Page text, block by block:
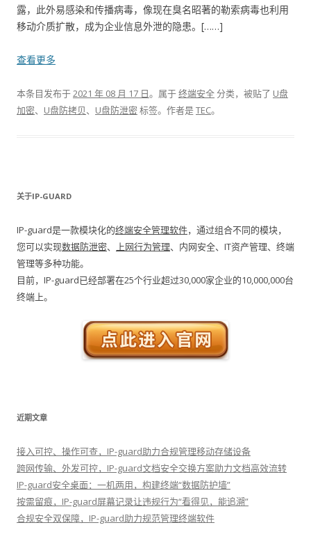
露，此外易感染和传播病毒，像现在臭名昭著的勒索病毒也利用
移动介质扩散，成为企业信息外泄的隐患。[……]
查看更多
本条目发布于2021 年 08 月 17 日。属于终端安全分类，被贴了 U盘
加密、 U盘防拷贝、 U盘防泄密标签。 作者是TEC。
关于IP-GUARD
IP-guard是一款模块化的终端安全管理软件，通过组合不同的模块，
您可以实现数据防泄密、 上网行为管理、内网安全、IT资产管理、终端
管理等多种功能。
目前，IP-guard已经部署在25个行业超过30,000家企业的10,000,000台
终端上。
近期文章
接入可控、操作可查，IP-guard助力合规管理移动存储设备
跨网传输、外发可控，IP-guard文档安全交换方案助力文档高效流转
IP-guard安全桌面：一机两用，构建终端“数据防护墙”
按需留痕，IP-guard屏幕记录让违规行为“看得见，能追溯”
合规安全双保障，IP-guard助力规范管理终端软件